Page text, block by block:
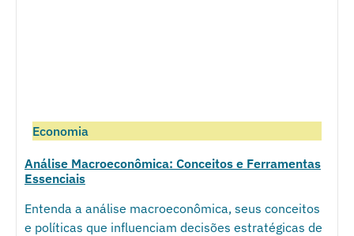
Economia
Análise Macroeconômica: Conceitos e Ferramentas
Essenciais
Entenda a análise macroeconômica, seus conceitos
e políticas que influenciam decisões estratégicas de